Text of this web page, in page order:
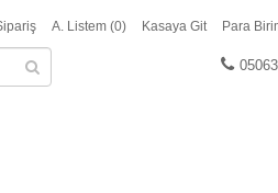
A. Listem (0) Kasaya Git